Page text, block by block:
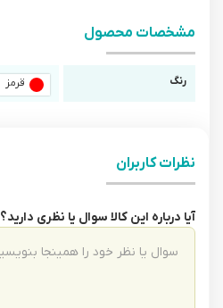
مشخصات محصول
رنگ قرمز
نظرات کاربران
آیا درباره این کالا سوال یا نظری دارید؟